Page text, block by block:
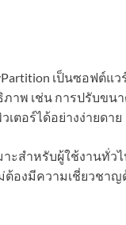
เป็นซอฟต์
าพ เช่น การปรับขน
ตอร์ได้อย่างง่ายดาย
ะสำหรับผู้ใช้งานทั่
ต้องมีความเชี่ยวชา